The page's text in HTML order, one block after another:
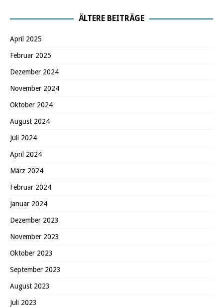
ÄLTERE BEITRÄGE
April 2025
Februar 2025
Dezember 2024
November 2024
Oktober 2024
August 2024
Juli 2024
April 2024
März 2024
Februar 2024
Januar 2024
Dezember 2023
November 2023
Oktober 2023
September 2023
August 2023
Juli 2023